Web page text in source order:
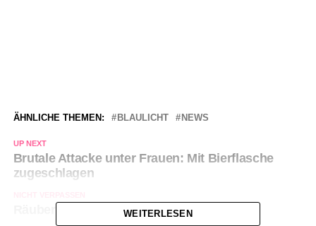
ÄHNLICHE THEMEN: BLAULICHT NEWS
UP NEXT
Brutale Attacke unter Frauen: Mit Bierflasche
zugeschlagen
Räuber mit Pistole im Schuhgeschäft
WEITERLESEN